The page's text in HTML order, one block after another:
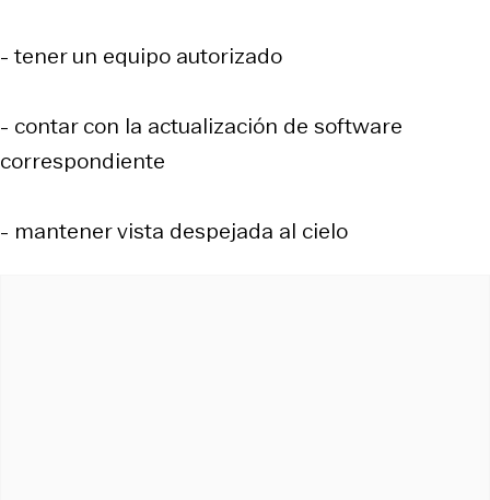
- tener un equipo autorizado
- contar con la actualización de software
correspondiente
- mantener vista despejada al cielo